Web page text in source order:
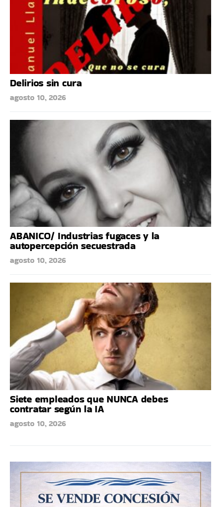
Delirios sin cura
agosto 10, 2026
ABANICO/ Industrias fugaces y la
autopercepción secuestrada
agosto 10, 2026
Siete empleados que NUNCA debes
contratar según la IA
agosto 10, 2026